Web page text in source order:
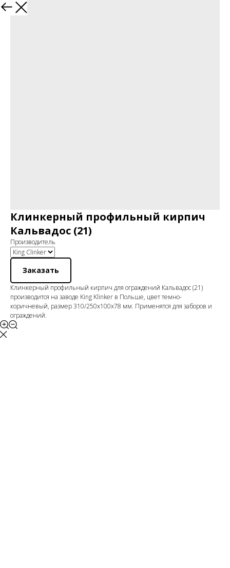
Клинкерный профильный кирпич
Кальвадос (21)
Производитель
Заказать
Клинкерный профильный кирпич для ограждений Кальвадос (21)
производится на заводе King Klinker в Польше, цвет темно-
коричневый, размер 310/250x100x78 мм. Применятся для заборов и
ограждений.